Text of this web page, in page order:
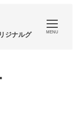
ジナルグ
MENU